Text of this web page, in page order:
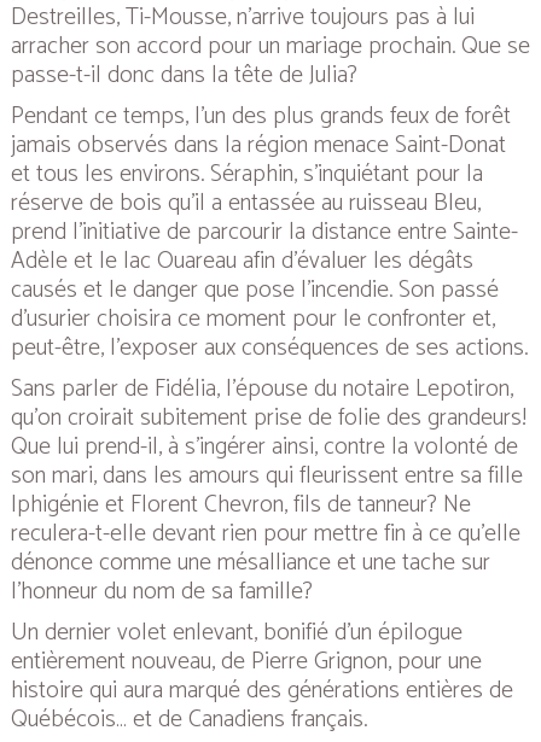
Destreilles, Ti-Mousse, n’arrive toujours pas à lui
arracher son accord pour un mariage prochain. Que se
passe-t-il donc dans la tête de Julia?
Pendant ce temps, l’un des plus grands feux de forêt
jamais observés dans la région menace Saint-Donat
et tous les environs. Séraphin, s’inquiétant pour la
réserve de bois qu’il a entassée au ruisseau Bleu,
prend l’initiative de parcourir la distance entre Sainte-
Adèle et le lac Ouareau afin d’évaluer les dégâts
causés et le danger que pose l’incendie. Son passé
d’usurier choisira ce moment pour le confronter et,
peut-être, l’exposer aux conséquences de ses actions.
Sans parler de Fidélia, l’épouse du notaire Lepotiron,
qu’on croirait subitement prise de folie des grandeurs!
Que lui prend-il, à s’ingérer ainsi, contre la volonté de
son mari, dans les amours qui fleurissent entre sa fille
Iphigénie et Florent Chevron, fils de tanneur? Ne
reculera-t-elle devant rien pour mettre fin à ce qu’elle
dénonce comme une mésalliance et une tache sur
l’honneur du nom de sa famille?
Un dernier volet enlevant, bonifié d’un épilogue
entièrement nouveau, de Pierre Grignon, pour une
histoire qui aura marqué des générations entières de
Québécois… et de Canadiens français.